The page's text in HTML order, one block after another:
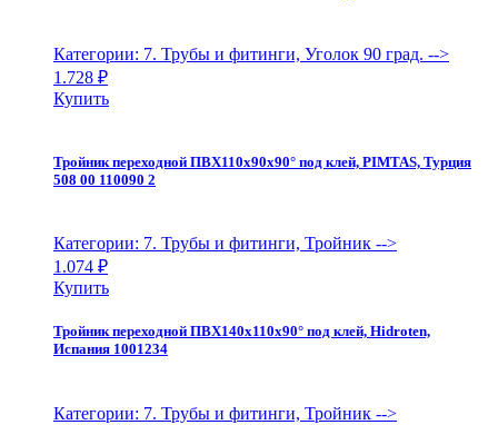
Категории: 7. Трубы и фитинги, Уголок 90 град. -->
1.728 ₽
Купить
Тройник переходной ПВХ110х90х90° под клей, PIMTAS, Турция
508 00 110090 2
Категории: 7. Трубы и фитинги, Тройник -->
1.074 ₽
Купить
Тройник переходной ПВХ140х110х90° под клей, Hidroten,
Испания 1001234
Категории: 7. Трубы и фитинги, Тройник -->